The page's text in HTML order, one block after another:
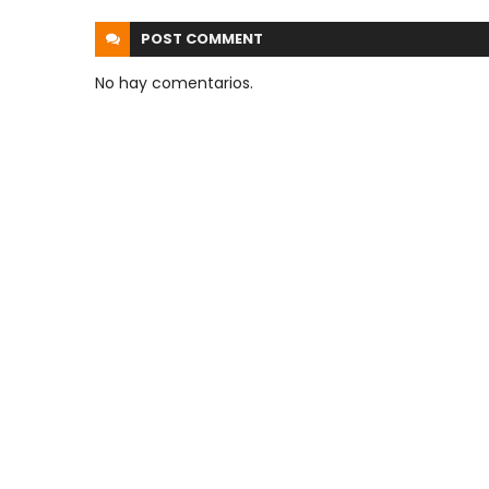
POST COMMENT
No hay comentarios.